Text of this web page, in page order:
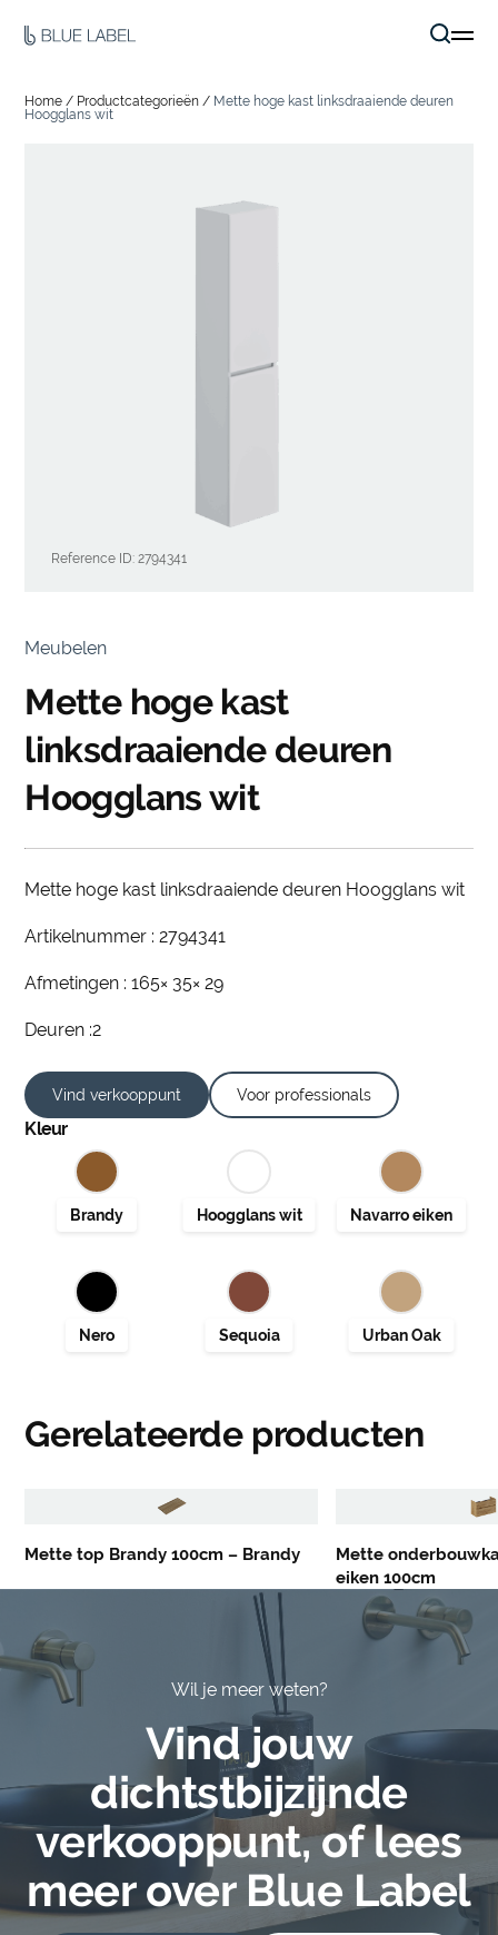
Home / Productcategorieën / Mette hoge kast linksdraaiende deuren
Hoogglans wit
Reference ID: 2794341
Meubelen
Mette hoge kast
linksdraaiende deuren
Hoogglans wit
Mette hoge kast linksdraaiende deuren Hoogglans wit
Artikelnummer : 2794341
Afmetingen : 165× 35× 29
Deuren :2
Vind verkooppunt Voor professionals
Kleur
Gerelateerde producten
Mette top Brandy 100cm – Brandy
Mette
eiken 100cm
Wil je meer weten?
Vind jouw
dichtstbijzijnde
verkooppunt, of lees
meer over Blue Label